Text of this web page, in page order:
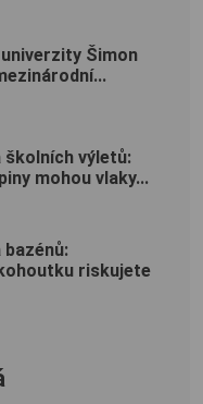
Šimon
výletů:
mohou vlaky...
riskujete